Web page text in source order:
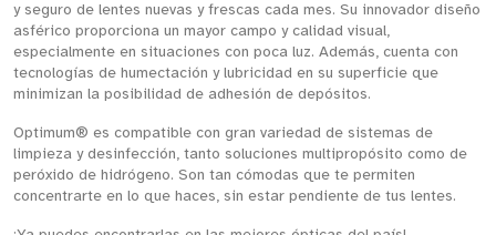
y seguro de lentes nuevas y frescas cada mes. Su innovador diseño
asférico proporciona un mayor campo y calidad visual,
especialmente en situaciones con poca luz. Además, cuenta con
tecnologías de humectación y lubricidad en su superficie que
minimizan la posibilidad de adhesión de depósitos.
Optimum® es compatible con gran variedad de sistemas de
limpieza y desinfección, tanto soluciones multipropósito como de
peróxido de hidrógeno. Son tan cómodas que te permiten
concentrarte en lo que haces, sin estar pendiente de tus lentes.